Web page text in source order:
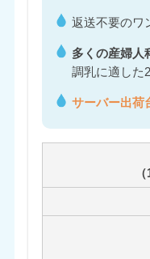
返送不要のワ
多くの産婦人
調乳に適した
サーバー出荷